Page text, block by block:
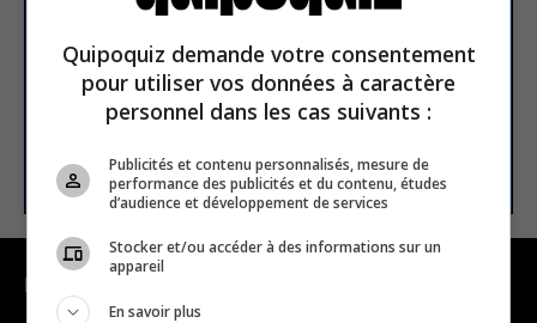
Email address
SUBSCRIBE
Quipoquiz demande votre consentement
pour utiliser vos données à caractère
personnel dans les cas suivants :
Publicités et contenu personnalisés, mesure de
performance des publicités et du contenu, études
d’audience et développement de services
Stocker et/ou accéder à des informations sur un
appareil
En savoir plus